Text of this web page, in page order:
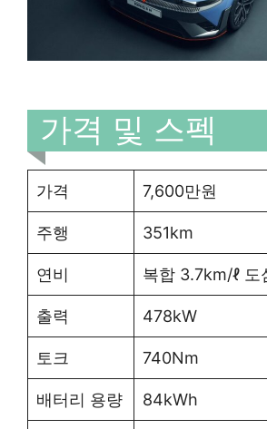
가격 및 스펙
가격 7,600만원
주행 351km
연비 복합 3.7km/ℓ
출력 478kW
토크 740Nm
배터리 용량 84kWh